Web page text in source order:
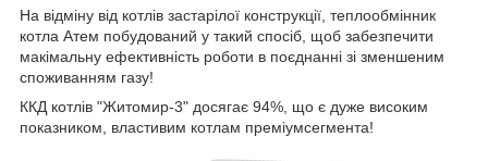
На відміну від котлів застарілої конструкції, теплообмінник
котла Атем побудований у такий спосіб, щоб забезпечити
макімальну ефективність роботи в поєднанні зі зменшеним
споживанням газу!
ККД котлів "Житомир-3" досягає 94%, що є дуже високим
показником, властивим котлам преміумсегмента!